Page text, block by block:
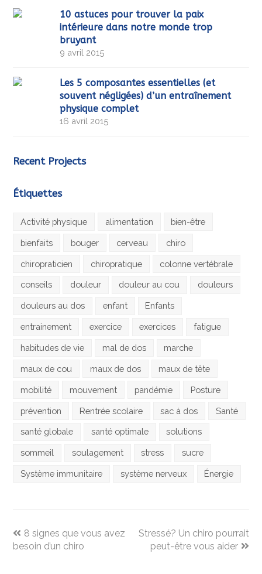
10 astuces pour trouver la paix
intérieure dans notre monde trop
bruyant
9 avril 2015
Les 5 composantes essentielles (et
souvent négligées) d’un entraînement
physique complet
16 avril 2015
Recent Projects
Étiquettes
Activité physique alimentation bien-être
bienfaits bouger cerveau chiro
chiropraticien chiropratique colonne vertébrale
conseils douleur douleur au cou douleurs
douleurs au dos enfant Enfants
entrainement exercice exercices fatigue
habitudes de vie mal de dos marche
maux de cou maux de dos maux de tête
mobilité mouvement pandémie Posture
prévention Rentrée scolaire sac à dos Santé
santé globale santé optimale solutions
sommeil soulagement stress sucre
Système immunitaire système nerveux Énergie
previous
post:
8 signes que vous avez
besoin d’un chiro
next
post:
Stressé? Un chiro pourrait
peut-être vous aider